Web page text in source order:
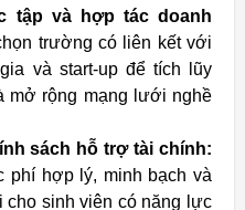
tập và hợp tác doanh
trường có liên kết với
và start-up để tích lũy
mở rộng mạng lưới nghề
sách hỗ trợ tài chính:
phí hợp lý, minh bạch và
cho sinh viên có năng lực